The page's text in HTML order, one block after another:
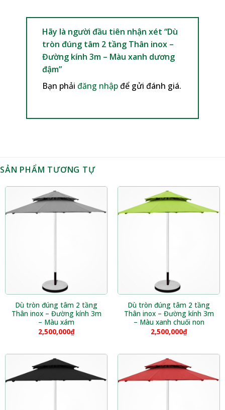
Hãy là người đầu tiên nhận xét “Dù
tròn đúng tâm 2 tầng Thân inox –
Đường kính 3m – Màu xanh dương
đậm”
Bạn phải đăng nhậpđể gửi đánh giá.
SẢN PHẨM TƯƠNG TỰ
Dù tròn đúng tâm 2 tầng
Thân inox – Đường kính 3m
– Màu xám
2,500,000₫
Dù tròn đúng tâm 2 tầng
Thân inox – Đường kính 3m
– Màu xanh chuối non
2,500,000₫